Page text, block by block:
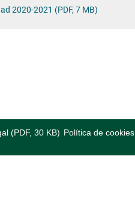
2020-2021 (PDF, 7 MB)
(PDF, 30 KB) Política de cookies